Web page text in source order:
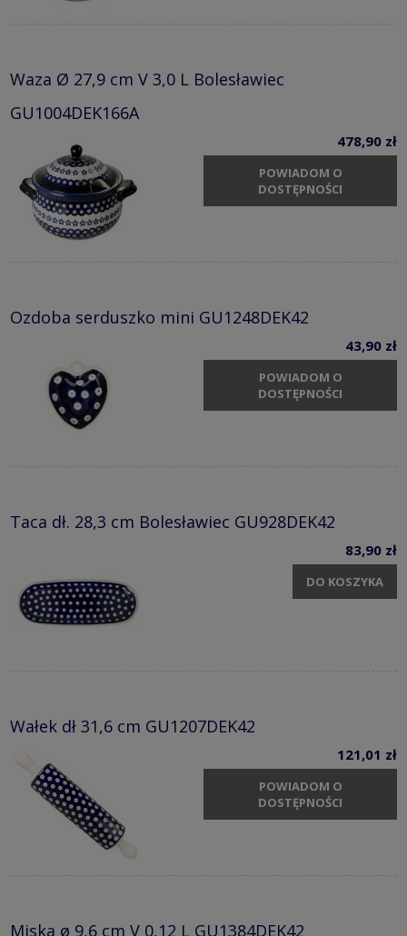
Waza Ø 27,9 cm V 3,0 L Bolesławiec
GU1004DEK166A
478,90 zł
POWIADOM O
DOSTĘPNOŚCI
Ozdoba serduszko mini GU1248DEK42
43,90 zł
POWIADOM O
DOSTĘPNOŚCI
Taca dł. 28,3 cm Bolesławiec GU928DEK42
83,90 zł
DO KOSZYKA
Wałek dł 31,6 cm GU1207DEK42
121,01 zł
POWIADOM O
DOSTĘPNOŚCI
Miska ø 9,6 cm V 0,12 L GU1384DEK42